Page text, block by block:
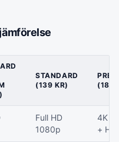
STANDARD
(139 KR)
(189
Full HD
1080p
4K
+